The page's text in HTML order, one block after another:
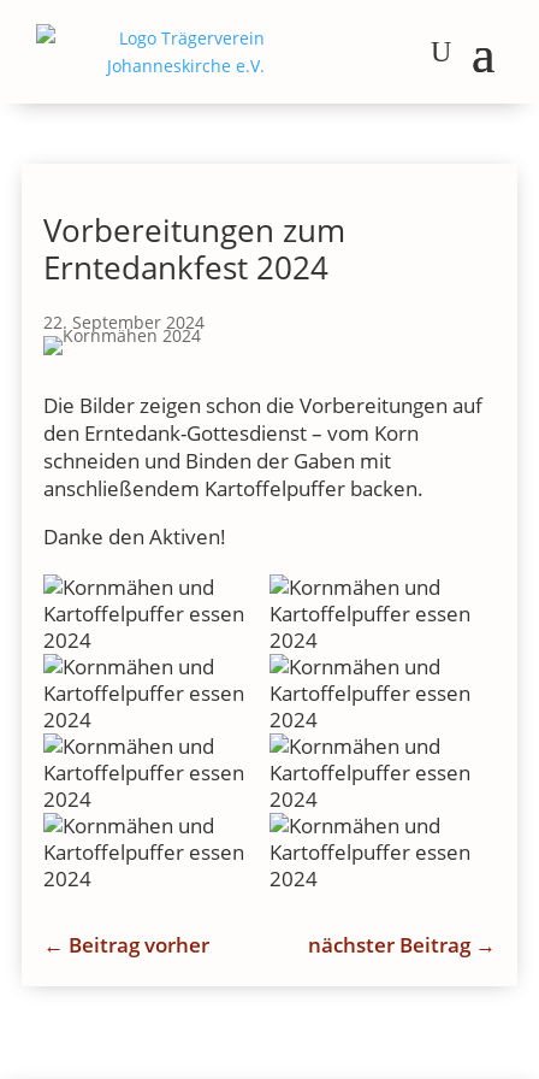
Vorbereitungen zum
Erntedankfest 2024
22. September 2024
Die Bilder zeigen schon die Vorbereitungen auf
den Erntedank-Gottesdienst – vom Korn
schneiden und Binden der Gaben mit
anschließendem Kartoffelpuffer backen.
Danke den Aktiven!
← Beitrag vorher nächster Beitrag→